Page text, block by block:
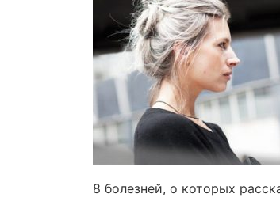
8 болезней, о которых